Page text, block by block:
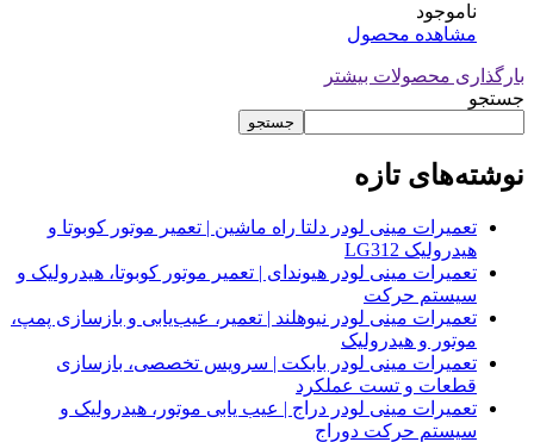
ناموجود
مشاهده محصول
بارگذاری محصولات بیشتر
جستجو
جستجو
نوشته‌های تازه
تعمیرات مینی لودر دلتا راه ماشین | تعمیر موتور کوبوتا و
هیدرولیک LG312
تعمیرات مینی لودر هیوندای | تعمیر موتور کوبوتا، هیدرولیک و
سیستم حرکت
تعمیرات مینی لودر نیوهلند | تعمیر، عیب‌یابی و بازسازی پمپ،
موتور و هیدرولیک
تعمیرات مینی لودر بابکت | سرویس تخصصی، بازسازی
قطعات و تست عملکرد
تعمیرات مینی لودر دراج | عیب یابی موتور، هیدرولیک و
سیستم حرکت دوراج